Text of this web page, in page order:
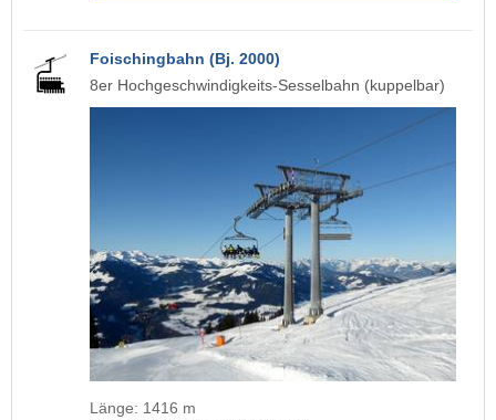
Foischingbahn (Bj. 2000)
8er Hochgeschwindigkeits-Sesselbahn (kuppelbar)
Länge: 1416 m